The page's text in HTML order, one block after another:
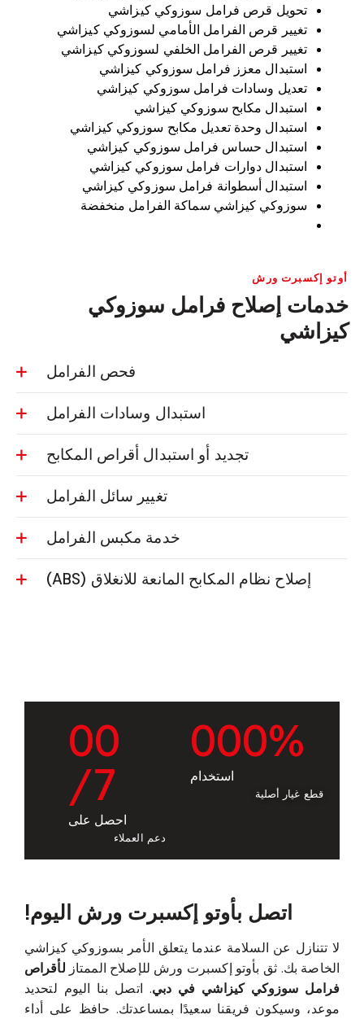
تحويل قرص فرامل سوزوكي كيزاشي
تغيير قرص الفرامل الأمامي لسوزوكي كيزاشي
تغيير قرص الفرامل الخلفي لسوزوكي كيزاشي
استبدال معزز فرامل سوزوكي كيزاشي
تعديل وسادات فرامل سوزوكي كيزاشي
استبدال مكابح سوزوكي كيزاشي
استبدال وحدة تعديل مكابح سوزوكي كيزاشي
استبدال حساس فرامل سوزوكي كيزاشي
استبدال دوارات فرامل سوزوكي كيزاشي
استبدال أسطوانة فرامل سوزوكي كيزاشي
سوزوكي كيزاشي سماكة الفرامل منخفضة
أوتو إكسبرت ورش
خدمات إصلاح فرامل سوزوكي
كيزاشي
فحص الفرامل
استبدال وسادات الفرامل
تجديد أو استبدال أقراص المكابح
تغيير سائل الفرامل
خدمة مكبس الفرامل
إصلاح نظام المكابح المانعة للانغلاق (ABS)
000%
استخدام
قطع غيار أصلية
00
/7
احصل على
دعم العملاء
اتصل بأوتو إكسبرت ورش اليوم!
لا تتنازل عن السلامة عندما يتعلق الأمر بسوزوكي كيزاشي
الخاصة بك. ثق بأوتو إكسبرت ورش للإصلاح الممتاز لأقراص
فرامل سوزوكي كيزاشي في دبي. اتصل بنا اليوم لتحديد
موعد، وسيكون فريقنا سعيدًا بمساعدتك. حافظ على أداء